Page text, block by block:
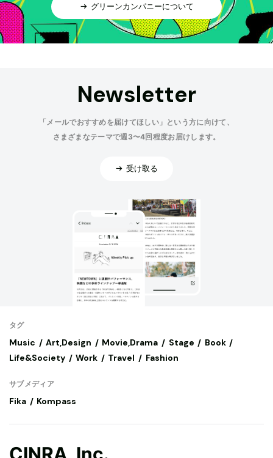
グリーンカンパニーについて
Newsletter
「メールでおすすめを届けてほしい」という方に向けて、
さまざまなテーマで週3〜4回程度お届けします。
受け取る
タグ
Music Art,Design Movie,Drama Stage
Book
Life&Society
Work Travel Fashion
サブメディア
Fika Kompass
CINRA, Inc.